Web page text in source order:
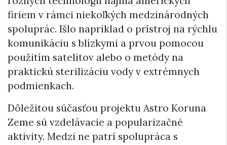
firiem v rámci niekoľkých medzinárodných
spoluprác. Išlo napríklad o prístroj na rýchlu
komunikáciu s blízkymi a prvou pomocou
použitím satelitov alebo o metódy na
praktickú sterilizáciu vody v extrémnych
podmienkach.
Dôležitou súčasťou projektu Astro Koruna
Zeme sú vzdelávacie a popularizačné
aktivity. Medzi ne patrí spolupráca s